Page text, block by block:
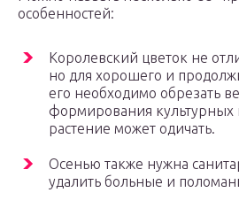
особенностей:
Королевский цветок не
но для хорошего и
его необходимо обрезать
формирования культурных
растение может одичать.
Осенью также нужна
удалить больные и